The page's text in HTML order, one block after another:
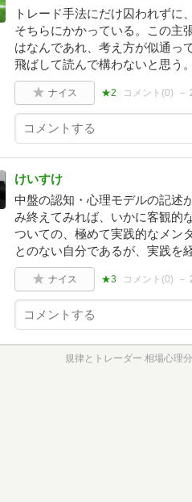
トレード手法にだけ囚われずに
そちらにかかっている。この主
はなんであれ、考え方が似通っ
飛ばして読んで構わないと思う。
ナイス ★2 コメント(0)
けいすけ
中盤の認知・心理モデルの記述
み終えてみれば、いかに客観的
ついての、極めて実践的なメン
とのない自分であるが、実践を
ナイス ★3 コメント(0)
規律とトレーダー 相場心理